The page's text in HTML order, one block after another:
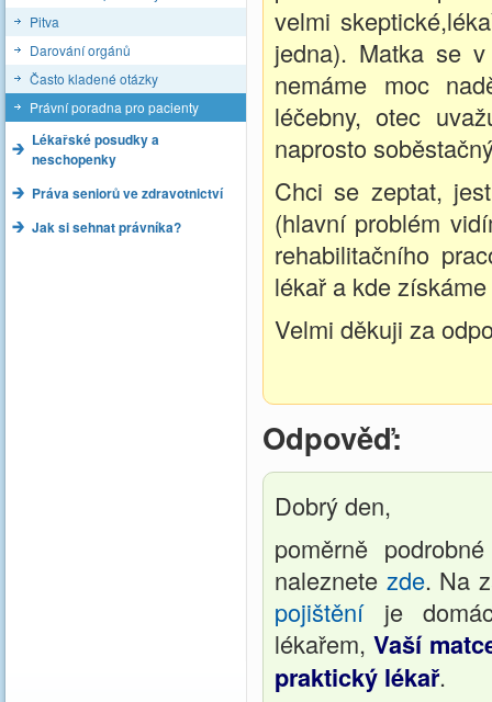
Pitva
Darování orgánů
Často kladené otázky
Právní poradna pro pacienty
Lékařské posudky a
neschopenky
Práva seniorů ve zdravotnictví
Jak si sehnat právníka?
velmi
jedna). Matka se
nemáme moc
léčebny, otec
naprosto
Chci se zeptat,
(hlavní problém
rehabilitačního
lékař a kde
Velmi děkuji za
Odpověď:
Dobrý den,
poměrně
naleznete zde. Na
pojištěníje
lékařem, Vaší
praktický lékař.